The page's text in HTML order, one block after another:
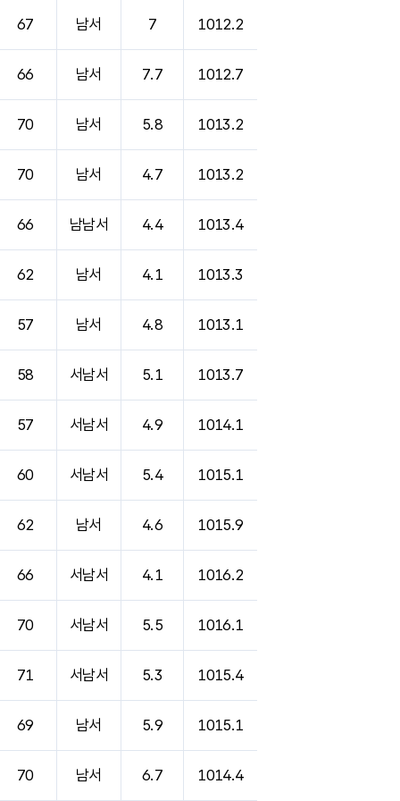
67 남서 7 1012.2
66 남서 7.7 1012.7
70 남서 5.8 1013.2
70 남서 4.7 1013.2
66 남남서 4.4 1013.4
62 남서 4.1 1013.3
57 남서 4.8 1013.1
58 서남서 5.1 1013.7
57 서남서 4.9 1014.1
60 서남서 5.4 1015.1
62 남서 4.6 1015.9
66 서남서 4.1 1016.2
70 서남서 5.5 1016.1
71 서남서 5.3 1015.4
69 남서 5.9 1015.1
70 남서 6.7 1014.4